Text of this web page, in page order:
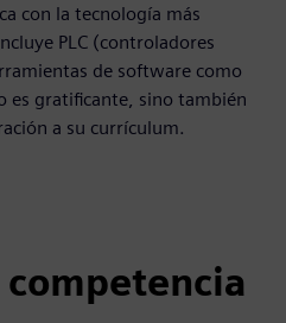
con la tecnología más
PLC (controladores
de software como
es gratificante, sino también
a su currículum.